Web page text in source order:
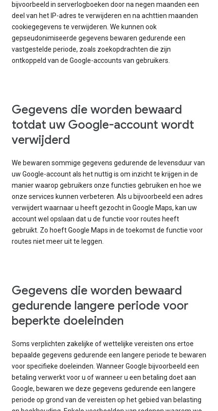
bijvoorbeeld in serverlogboeken door na negen maanden een
deel van het IP-adres te verwijderen en na achttien maanden
cookiegegevens te verwijderen. We kunnen ook
gepseudonimiseerde gegevens bewaren gedurende een
vastgestelde periode, zoals zoekopdrachten die zijn
ontkoppeld van de Google-accounts van gebruikers.
Gegevens die worden bewaard
totdat uw Google-account wordt
verwijderd
We bewaren sommige gegevens gedurende de levensduur van
uw Google-account als het nuttig is om inzicht te krijgen in de
manier waarop gebruikers onze functies gebruiken en hoe we
onze services kunnen verbeteren. Als u bijvoorbeeld een adres
verwijdert waarnaar u heeft gezocht in Google Maps, kan uw
account wel opslaan dat u de functie voor routes heeft
gebruikt. Zo hoeft Google Maps in de toekomst de functie voor
routes niet meer uit te leggen.
Gegevens die worden bewaard
gedurende langere periode voor
beperkte doeleinden
Soms verplichten zakelijke of wettelijke vereisten ons ertoe
bepaalde gegevens gedurende een langere periode te bewaren
voor specifieke doeleinden. Wanneer Google bijvoorbeeld een
betaling verwerkt voor u of wanneer u een betaling doet aan
Google, bewaren we deze gegevens gedurende een langere
periode op grond van de vereisten op het gebied van belasting